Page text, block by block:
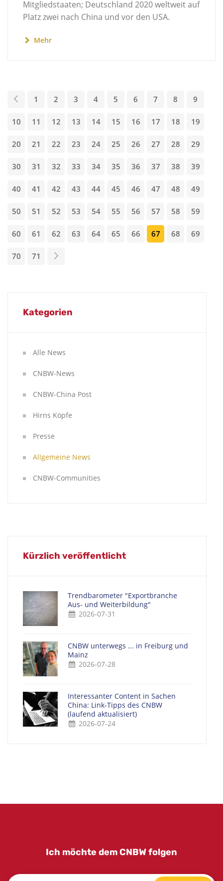
Mitgliedstaaten; Deutschland 2020 weltweit auf
Platz zwei nach China und vor den USA.
Mehr
1 2 3 4 5 6 7 8 9
10 11 12 13 14 15 16 17 18 19
20 21 22 23 24 25 26 27 28 29
30 31 32 33 34 35 36 37 38 39
40 41 42 43 44 45 46 47 48 49
50 51 52 53 54 55 56 57 58 59
60 61 62 63 64 65 66 67 68 69
70 71
Kategorien
Alle News
CNBW-News
CNBW-China Post
Hirns Köpfe
Presse
Allgemeine News
CNBW-Communities
Kürzlich veröffentlicht
Trendbarometer "Exportbranche
Aus- und Weiterbildung"
2026-07-31
CNBW unterwegs ... in Freiburg und
Mainz
2026-07-28
Interessanter Content in Sachen
China: Link-Tipps des CNBW
(laufend aktualisiert)
2026-07-24
Ich möchte dem CNBW folgen